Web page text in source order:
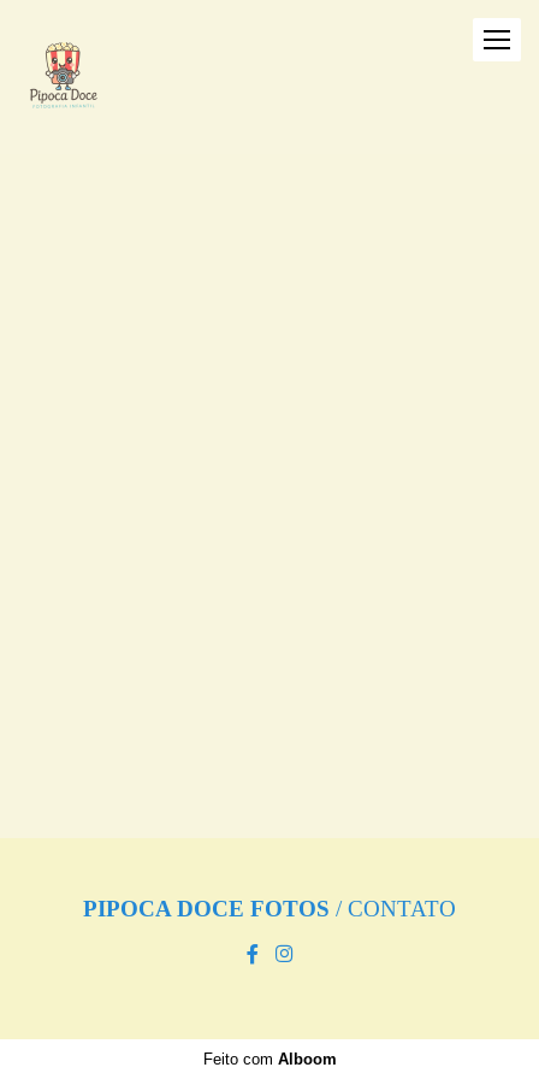
PIPOCA DOCE FOTOS /CONTATO
Feito com Alboom